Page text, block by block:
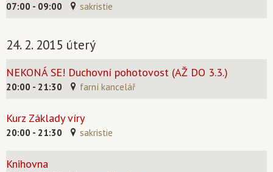
07:00 - 09:00 sakristie
24. 2. 2015 úterý
NEKONÁ SE! Duchovní pohotovost (AŽ DO 3.3.)
20:00 - 21:30 farní kancelář
Kurz Základy víry
20:00 - 21:30 sakristie
Knihovna